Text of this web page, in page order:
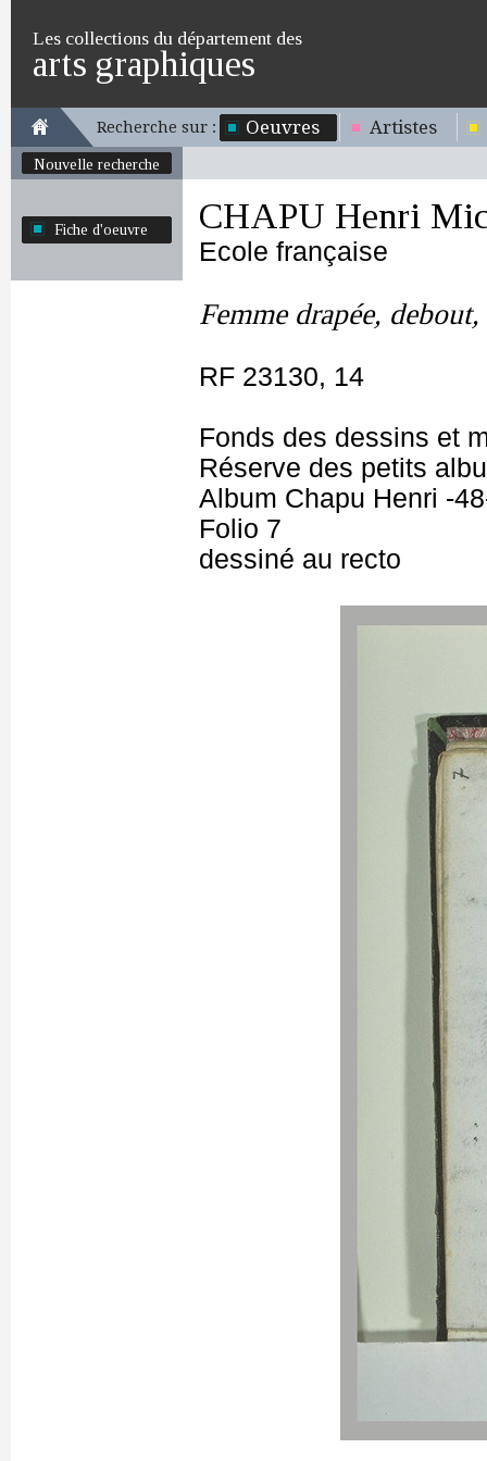
Les collections du département des
arts graphiques
Recherche sur : Oeuvres Artistes
Nouvelle recherche
Fiche d'oeuvre CHAPU Henri
Ecole française
Femme drapée,
RF 23130, 14
Fonds des dessins et
Réserve des petits
Album Chapu Henri -
Folio 7
dessiné au recto